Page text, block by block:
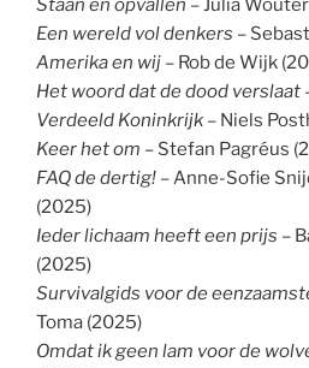
Staan en opvallen – Julia
Een wereld vol denkers –
Amerika en wij – Rob de Wijk
Het woord dat de dood verslaat
Verdeeld Koninkrijk – Niels
Keer het om – Stefan Pagréus
FAQ de dertig! – Anne-Sofie
(2025)
Ieder lichaam heeft een prijs –
(2025)
Survivalgids voor de
Toma (2025)
Omdat ik geen lam voor de